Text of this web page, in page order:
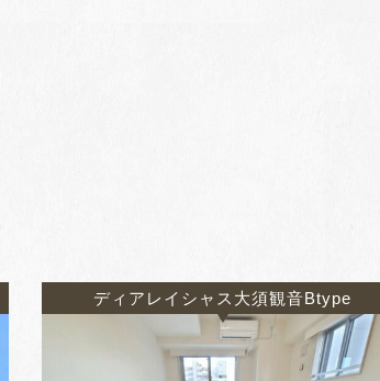
ディアレイシャス大須観音Btype